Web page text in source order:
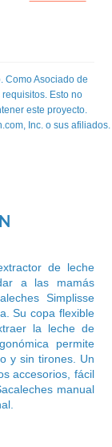
Como Asociado de
Esto no
este proyecto.
Inc. o sus afiliados.
de leche
a las mamás
Simplisse
Su copa flexible
la leche de
permite
y sin tirones. Un
accesorios, fácil
manual